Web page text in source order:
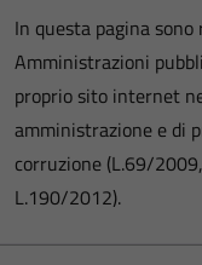
In questa pagina
Amministrazioni
proprio sito internet
amministrazione e di
corruzione (L.69/
L.190/2012).